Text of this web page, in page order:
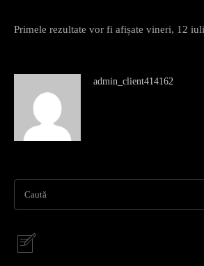
Primele rezultate vor fi afișate vineri, 12
admin_client414162
Caută